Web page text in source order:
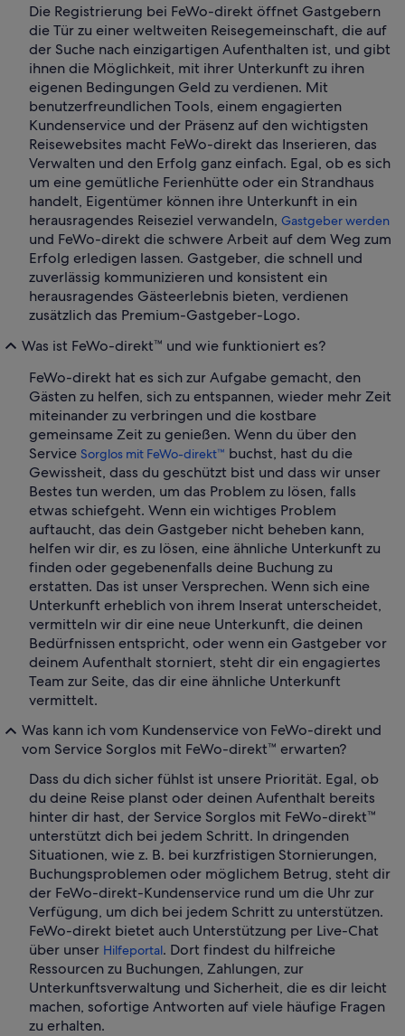
Die Registrierung bei FeWo-direkt öffnet Gastgebern
die Tür zu einer weltweiten Reisegemeinschaft, die auf
der Suche nach einzigartigen Aufenthalten ist, und gibt
ihnen die Möglichkeit, mit ihrer Unterkunft zu ihren
eigenen Bedingungen Geld zu verdienen. Mit
benutzerfreundlichen Tools, einem engagierten
Kundenservice und der Präsenz auf den wichtigsten
Reisewebsites macht FeWo-direkt das Inserieren, das
Verwalten und den Erfolg ganz einfach. Egal, ob es sich
um eine gemütliche Ferienhütte oder ein Strandhaus
handelt, Eigentümer können ihre Unterkunft in ein
herausragendes Reiseziel verwandeln, Gastgeber werden
und FeWo-direkt die schwere Arbeit auf dem Weg zum
Erfolg erledigen lassen. Gastgeber, die schnell und
zuverlässig kommunizieren und konsistent ein
herausragendes Gästeerlebnis bieten, verdienen
zusätzlich das Premium-Gastgeber-Logo.
Was ist FeWo-direkt™ und wie funktioniert es?
FeWo-direkt hat es sich zur Aufgabe gemacht, den
Gästen zu helfen, sich zu entspannen, wieder mehr Zeit
miteinander zu verbringen und die kostbare
gemeinsame Zeit zu genießen. Wenn du über den
Service Sorglos mit FeWo-direkt™ buchst, hast du die
Gewissheit, dass du geschützt bist und dass wir unser
Bestes tun werden, um das Problem zu lösen, falls
etwas schiefgeht. Wenn ein wichtiges Problem
auftaucht, das dein Gastgeber nicht beheben kann,
helfen wir dir, es zu lösen, eine ähnliche Unterkunft zu
finden oder gegebenenfalls deine Buchung zu
erstatten. Das ist unser Versprechen. Wenn sich eine
Unterkunft erheblich von ihrem Inserat unterscheidet,
vermitteln wir dir eine neue Unterkunft, die deinen
Bedürfnissen entspricht, oder wenn ein Gastgeber vor
deinem Aufenthalt storniert, steht dir ein engagiertes
Team zur Seite, das dir eine ähnliche Unterkunft
vermittelt.
Was kann ich vom Kundenservice von FeWo-direkt und
vom Service Sorglos mit FeWo-direkt™ erwarten?
Dass du dich sicher fühlst ist unsere Priorität. Egal, ob
du deine Reise planst oder deinen Aufenthalt bereits
hinter dir hast, der Service Sorglos mit FeWo-direkt™
unterstützt dich bei jedem Schritt. In dringenden
Situationen, wie z. B. bei kurzfristigen Stornierungen,
Buchungsproblemen oder möglichem Betrug, steht dir
der FeWo-direkt-Kundenservice rund um die Uhr zur
Verfügung, um dich bei jedem Schritt zu unterstützen.
FeWo-direkt bietet auch Unterstützung per Live-Chat
über unser Hilfeportal. Dort findest du hilfreiche
Ressourcen zu Buchungen, Zahlungen, zur
Unterkunftsverwaltung und Sicherheit, die es dir leicht
machen, sofortige Antworten auf viele häufige Fragen
zu erhalten.